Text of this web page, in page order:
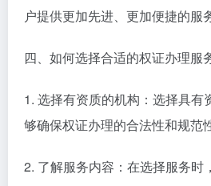
户提供更加先进、更加便捷的服务
四、如何选择合适的权证办理服
1. 选择有资质的机构：选择具有
够确保权证办理的合法性和规范性
2. 了解服务内容：在选择服务时